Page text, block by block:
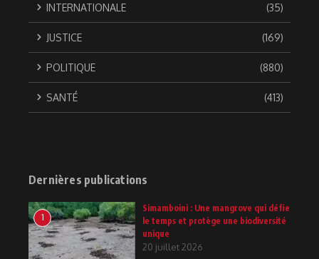
INTERNATIONALE (35)
JUSTICE (169)
POLITIQUE (880)
SANTÉ (413)
Dernières publications
1
Simamboini : Une mangrove qui défie
le temps et protège une biodiversité
unique
20 juillet 2026